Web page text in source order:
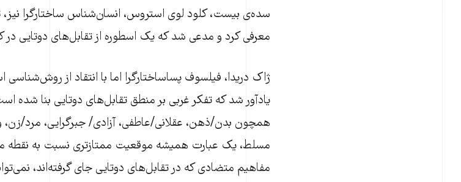
سده‌ی بیست، کلود لوی استروس، انسان‌شناس ساختارگرا نیز،
معرفی کرد و مدعی شد که یک اسطوره از تقابل‌‌های دوتایی
ژاک دریدا، فیلسوف پساساختارگرا اما با انتقاد از روش‌شناسی
یادآور شد که تفکر غربی بر منطق تقابل‌های دوتایی بنا شده
همچون بدن/ذهن، عقلانی/عاطفی، آزادی/ جبرگرایی، مرد/زن،
مسلط‌، یک عبارت همیشه موقعیت ممتازتری نسبت به نقطه
مفاهیم متضادی که در تقابل‌های دوتایی جای گرفته‌اند،